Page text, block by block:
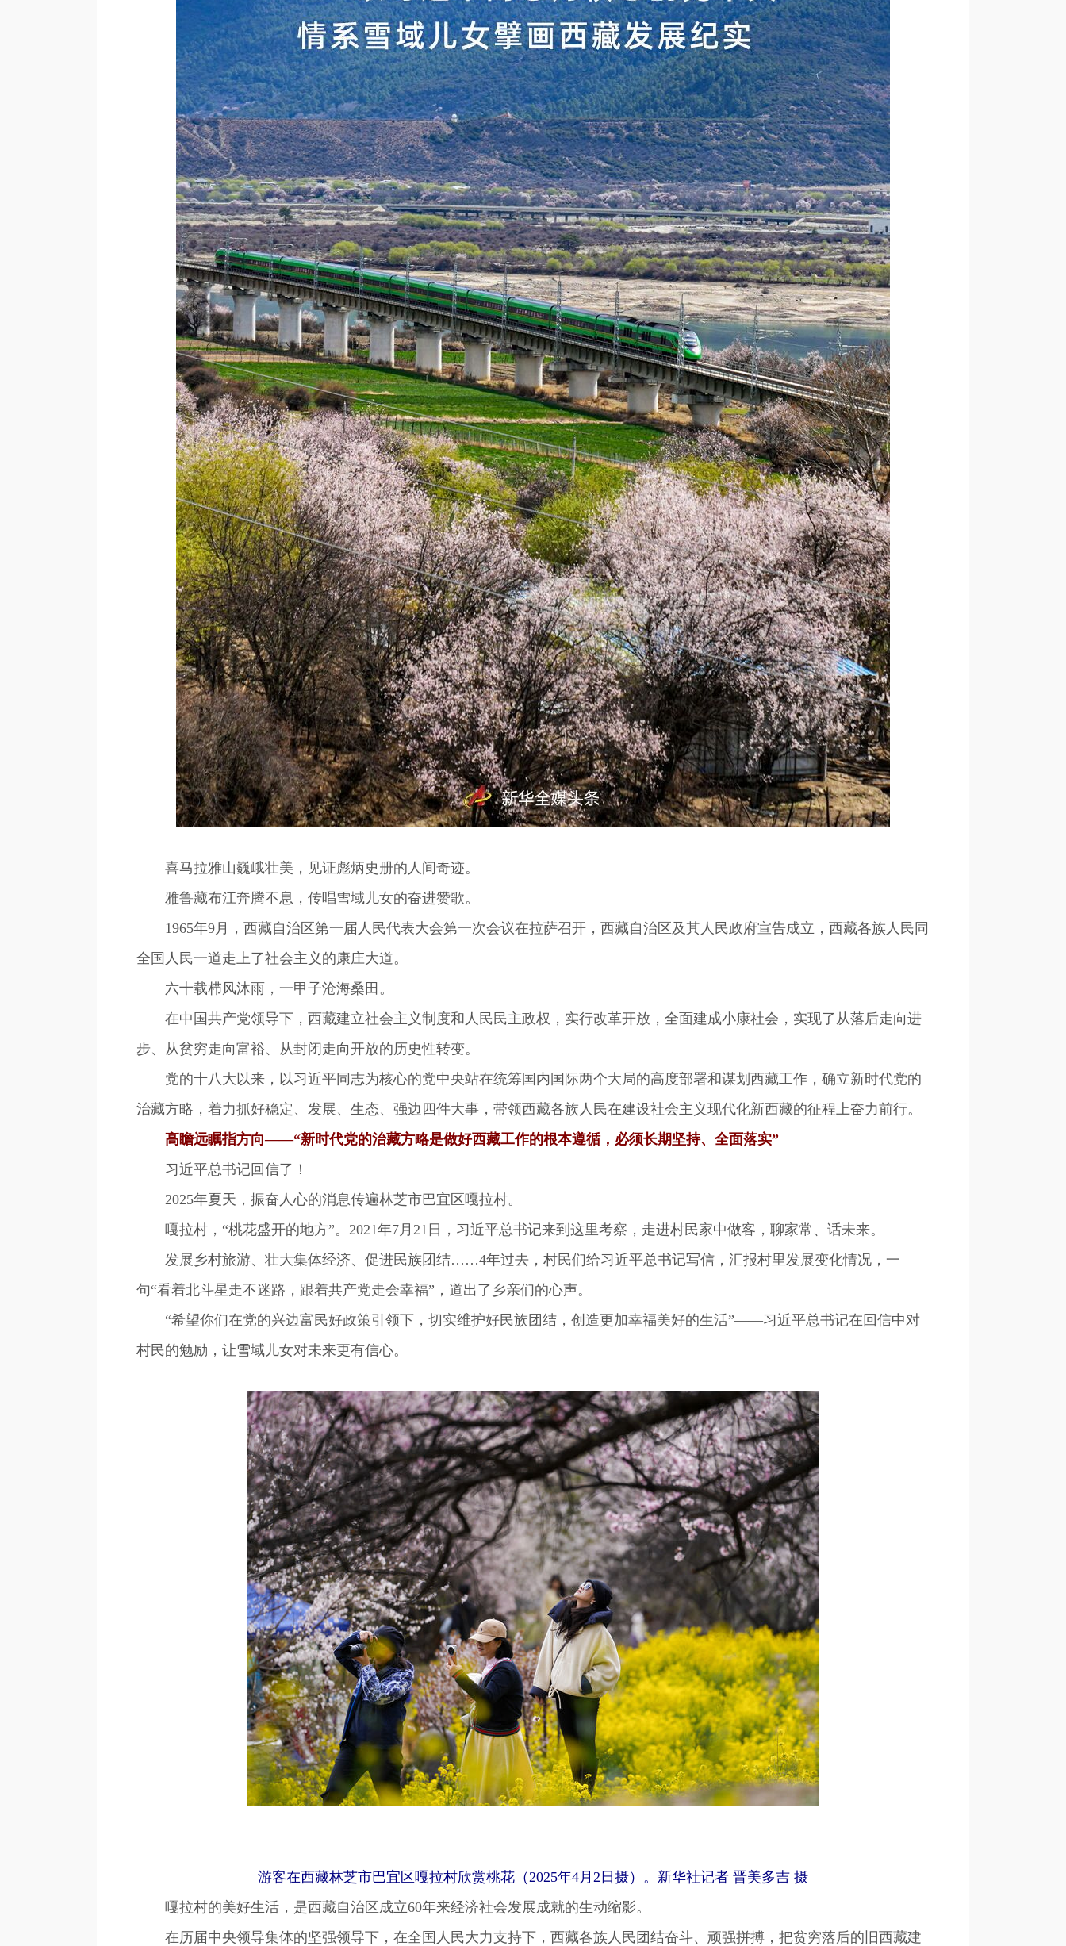
喜马拉雅山巍峨壮美，见证彪炳史册的人间奇迹。
雅鲁藏布江奔腾不息，传唱雪域儿女的奋进赞歌。
1965年9月，西藏自治区第一届人民代表大会第一次会议在拉萨召开，西藏自治区及其人民政府宣告成立，西藏各族人民同
全国人民一道走上了社会主义的康庄大道。
六十载栉风沐雨，一甲子沧海桑田。
在中国共产党领导下，西藏建立社会主义制度和人民民主政权，实行改革开放，全面建成小康社会，实现了从落后走向进
步、从贫穷走向富裕、从封闭走向开放的历史性转变。
党的十八大以来，以习近平同志为核心的党中央站在统筹国内国际两个大局的高度部署和谋划西藏工作，确立新时代党的
治藏方略，着力抓好稳定、发展、生态、强边四件大事，带领西藏各族人民在建设社会主义现代化新西藏的征程上奋力前行。
高瞻远瞩指方向——“新时代党的治藏方略是做好西藏工作的根本遵循，必须长期坚持、全面落实”
习近平总书记回信了！
2025年夏天，振奋人心的消息传遍林芝市巴宜区嘎拉村。
嘎拉村，“桃花盛开的地方”。2021年7月21日，习近平总书记来到这里考察，走进村民家中做客，聊家常、话未来。
发展乡村旅游、壮大集体经济、促进民族团结……4年过去，村民们给习近平总书记写信，汇报村里发展变化情况，一
句“看着北斗星走不迷路，跟着共产党走会幸福”，道出了乡亲们的心声。
“希望你们在党的兴边富民好政策引领下，切实维护好民族团结，创造更加幸福美好的生活”——习近平总书记在回信中对
村民的勉励，让雪域儿女对未来更有信心。
游客在西藏林芝市巴宜区嘎拉村欣赏桃花（2025年4月2日摄）。新华社记者 晋美多吉 摄
嘎拉村的美好生活，是西藏自治区成立60年来经济社会发展成就的生动缩影。
在历届中央领导集体的坚强领导下，在全国人民大力支持下，西藏各族人民团结奋斗、顽强拼搏，把贫穷落后的旧西藏建